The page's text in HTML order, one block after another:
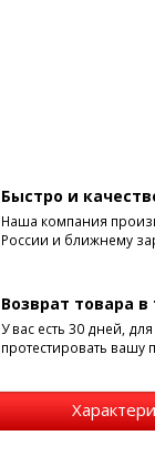
Быстро и
Наша компания
России и ближнему
Возврат товара
У вас есть 30 дней,
протестировать вашу